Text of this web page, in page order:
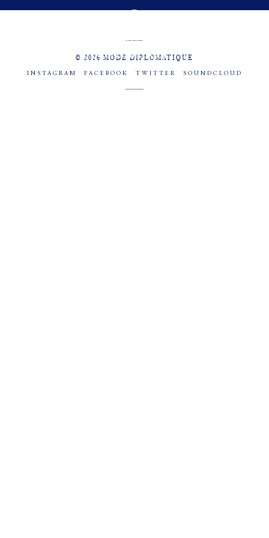
© 2026 MODE DIPLOMATIQUE
INSTAGRAM FACEBOOK TWITTER SOUNDCLOUD